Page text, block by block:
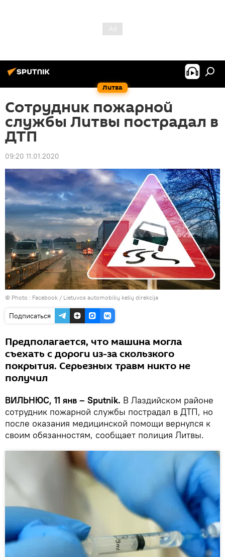
Литва
Сотрудник пожарной
службы Литвы пострадал в
ДТП
09:20 11.01.2020
© Photo : Facebook / Lietuvos automobilių kelių direkcija
Подписаться
Предполагается, что машина могла
съехать с дороги из-за скользкого
покрытия. Серьезных травм никто не
получил
ВИЛЬНЮС, 11 янв – Sputnik. В Лаздийском районе
сотрудник пожарной службы пострадал в ДТП, но
после оказания медицинской помощи вернулся к
своим обязанностям, сообщает полиция Литвы.